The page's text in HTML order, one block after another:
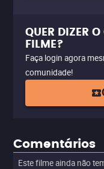
QUER DIZER
FILME?
Faça login agora
comunidade!
Comentários
Este filme ainda não